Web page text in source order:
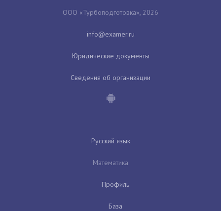
ООО «Турбоподготовка», 2026
Юридические документы
Сведения об организации
Русский язык
Математика
Профиль
База